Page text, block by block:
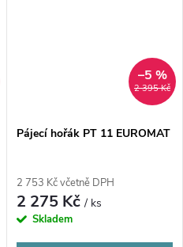
2 395 Kč
–5 %
Pájecí hořák PT 11 EUROMAT
2 753 Kč včetně DPH
2 275 Kč/ ks
Skladem